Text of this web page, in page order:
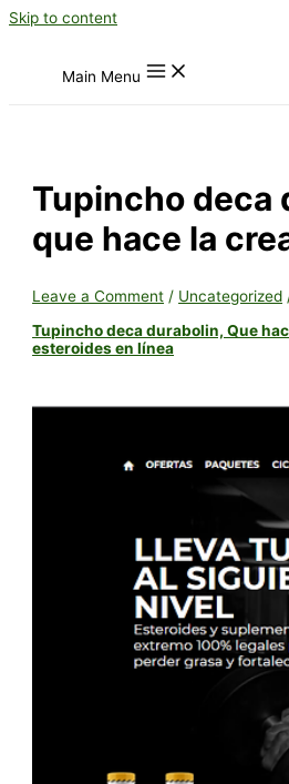
Skip to content
Main Menu
Tupincho deca
que hace la
Leave a Comment / Uncategorized
Tupincho deca durabolin, Que
esteroides en línea